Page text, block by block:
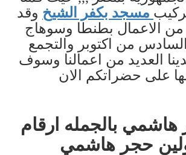
مسجد بكفر الشيخ وقد
من الاعمال بطنطا وسوهاج
من اكتوبر والتجمع
العديد من اعمالنا وسوف
على حضراتكم الان
هاشمي بالجمله ارقام
حجر هاشمي